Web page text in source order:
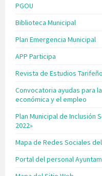
PGOU
Biblioteca Municipal
Plan Emergencia Municipal
APP Participa
Revista de Estudios
Convocatoria ayudas para
económica y el empleo
Plan Municipal de Inclusión
2022»
Mapa de Redes Sociales
Portal del personal